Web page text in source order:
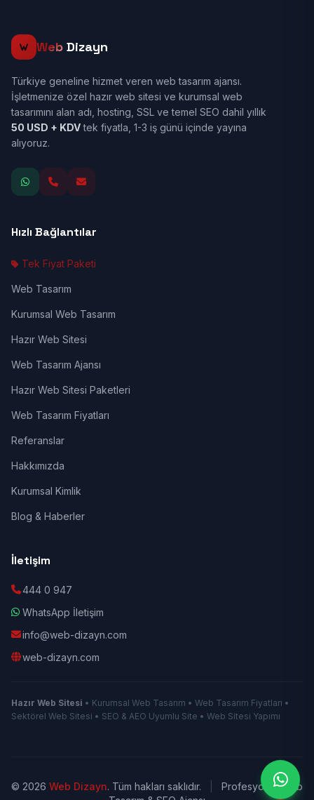
Web Dizayn
Türkiye geneline hizmet veren web tasarım ajansı.
İşletmenize özel hazır web sitesi ve kurumsal web
tasarımını alan adı, hosting, SSL ve temel SEO dahil yıllık
50 USD + KDVtek fiyatla, 1-3 iş günü içinde yayına
alıyoruz.
Hızlı Bağlantılar
Tek Fiyat Paketi
Web Tasarım
Kurumsal Web Tasarım
Hazır Web Sitesi
Web Tasarım Ajansı
Hazır Web Sitesi Paketleri
Web Tasarım Fiyatları
Referanslar
Hakkımızda
Kurumsal Kimlik
Blog & Haberler
İletişim
444 0 947
WhatsApp İletişim
info@web-dizayn.com
web-dizayn.com
Hazır Web Sitesi • Kurumsal Web Tasarım • Web Tasarım Fiyatları •
Sektörel Web Sitesi • SEO & AEO Uyumlu Site • Web Sitesi Yapımı
© 2026 Web Dizayn. Tüm hakları saklıdır.
Profesyonel Web